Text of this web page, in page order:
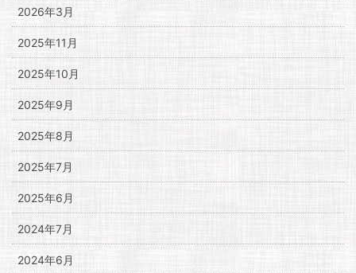
2026年3月
2025年11月
2025年10月
2025年9月
2025年8月
2025年7月
2025年6月
2024年7月
2024年6月